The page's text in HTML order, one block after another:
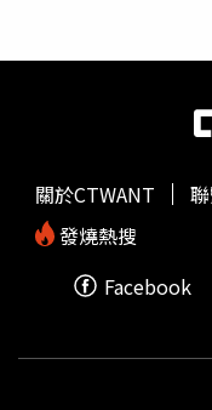
卻收到內容寫有「害
他吃慶記」等內容的
嚇信，揚言要衝市長
攝畫面）由於恐嚇信
安全，恐嚇意味濃厚
案。彰化警分局則表
頭」，目前已向警方
請速聯繫警方。林世
關於CTWANT
發燒熱搜
Facebook